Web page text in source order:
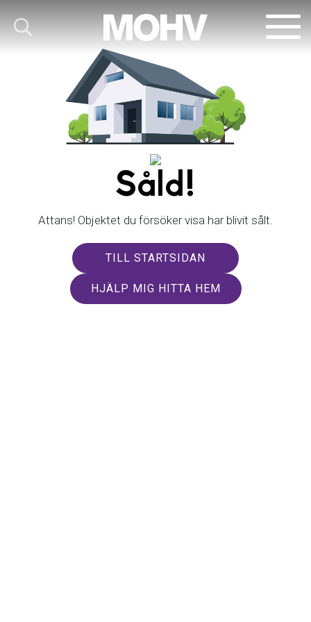
Såld!
Attans! Objektet du försöker visa har blivit sålt.
TILL STARTSIDAN
HJÄLP MIG HITTA HEM